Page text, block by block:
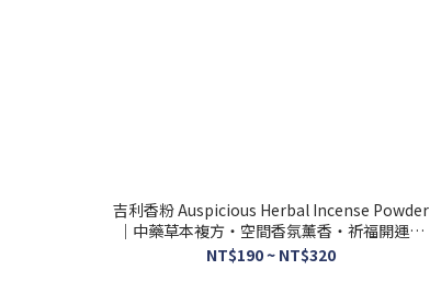
吉利香粉 Auspicious Herbal Incense Powder
｜中藥草本複方・空間香氛薰香・祈福開運香
韻｜光之薩滿
NT$190 ~ NT$320